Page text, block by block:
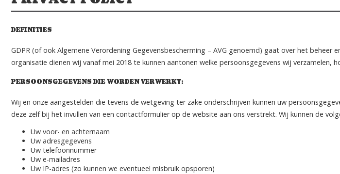
DEFINITIES
GDPR (of ook Algemene Verordening Gegevensbescherming – AVG genoemd) gaat over het beheer
organisatie dienen wij vanaf mei 2018 te kunnen aantonen welke persoonsgegevens wij verzamelen,
PERSOONSGEGEVENS DIE WORDEN VERWERKT:
Wij en onze aangestelden die tevens de wetgeving ter zake onderschrijven kunnen uw
deze zelf bij het invullen van een contactformulier op de website aan ons verstrekt. Wij kunnen de
Uw voor- en achternaam
Uw adresgegevens
Uw telefoonnummer
Uw e-mailadres
Uw IP-adres (zo kunnen we eventueel misbruik opsporen)